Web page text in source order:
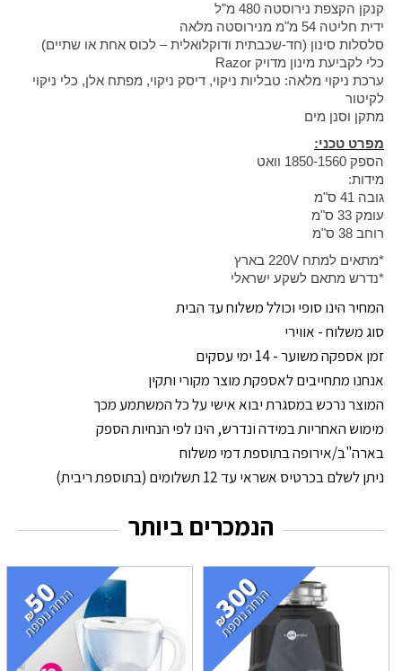
קנקן הקצפת נירוסטה 480 מ"ל
ידית חליטה 54 מ"מ מנירוסטה מלאה
סלסלות סינון (חד-שכבתית ודוקלואלית – לכוס אחת או שתיים)
כלי לקביעת מינון מדויק Razor
ערכת ניקוי מלאה: טבליות ניקוי, דיסק ניקוי, מפתח אלן, כלי ניקוי
לקיטור
מתקן וסנן מים
מפרט טכני:
הספק 1850-1560 וואט
מידות:
גובה 41 ס"מ
עומק 33 ס"מ
רוחב 38 ס"מ
*מתאים למתח 220V בארץ
*נדרש מתאם לשקע ישראלי
המחיר הינו סופי וכולל משלוח עד הבית
סוג משלוח - אווירי
זמן אספקה משוער - 14 ימי עסקים
אנחנו מתחייבים לאספקת מוצר מקורי ותקין
המוצר נרכש במסגרת יבוא אישי על כל המשתמע מכך
מימוש האחריות במידה ונדרש, הינו לפי הנחיות הספק
בארה"ב/אירופה בתוספת דמי משלוח
ניתן לשלם בכרטיס אשראי עד 12 תשלומים (בתוספת ריבית)
הנמכרים ביותר